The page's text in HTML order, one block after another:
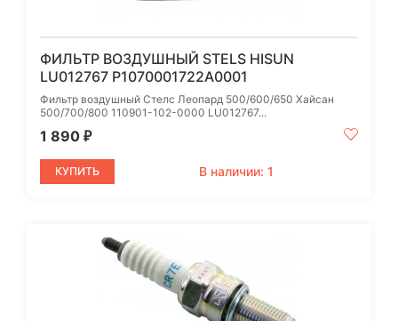
ФИЛЬТР ВОЗДУШНЫЙ STELS HISUN
LU012767 P1070001722A0001
Фильтр воздушный Стелс Леопард 500/600/650 Хайсан
500/700/800 110901-102-0000 LU012767...
1 890 ₽
КУПИТЬ В наличии: 1